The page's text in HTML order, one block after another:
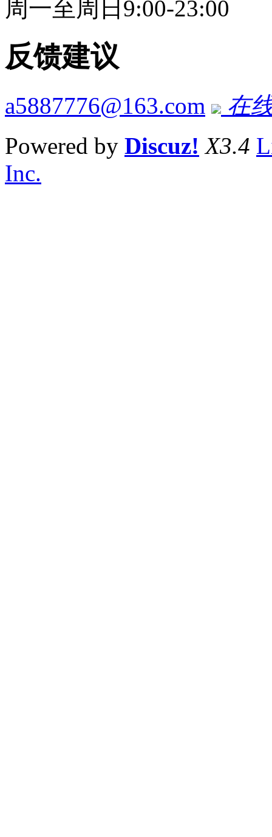
周一至周日9:00-23:00
反馈建议
a5887776@163.com
在
Powered by Discuz! X3.4
Inc.